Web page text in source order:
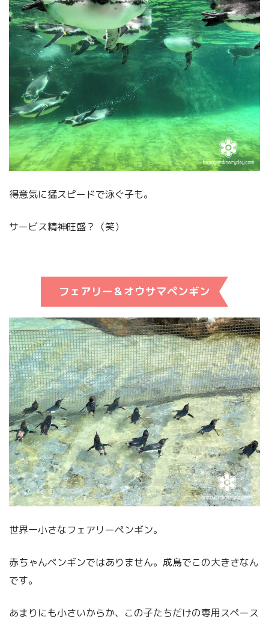
得意気に猛スピードで泳ぐ子も。
サービス精神旺盛？（笑）
フェアリー＆オウサマペンギン
世界一小さなフェアリーペンギン。
赤ちゃんペンギンではありません。成鳥でこの大きさなん
です。
あまりにも小さいからか、この子たちだけの専用スペース